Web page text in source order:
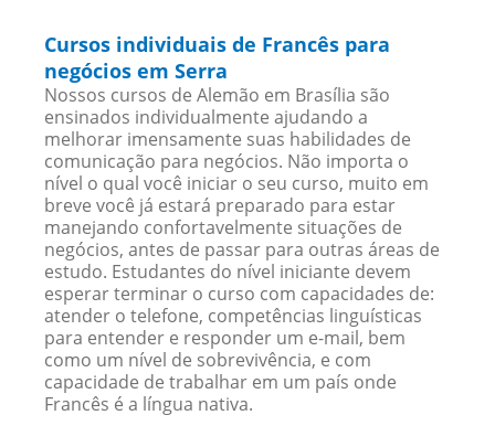
Cursos individuais de Francês para
negócios em Serra
Nossos cursos de Alemão em Brasília são
ensinados individualmente ajudando a
melhorar imensamente suas habilidades de
comunicação para negócios. Não importa o
nível o qual você iniciar o seu curso, muito em
breve você já estará preparado para estar
manejando confortavelmente situações de
negócios, antes de passar para outras áreas de
estudo. Estudantes do nível iniciante devem
esperar terminar o curso com capacidades de:
atender o telefone, competências linguísticas
para entender e responder um e-mail, bem
como um nível de sobrevivência, e com
capacidade de trabalhar em um país onde
Francês é a língua nativa.